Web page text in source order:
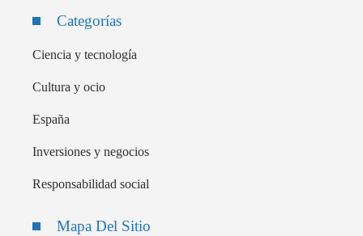
Categorías
Ciencia y tecnología
Cultura y ocio
España
Inversiones y negocios
Responsabilidad social
Mapa Del Sitio